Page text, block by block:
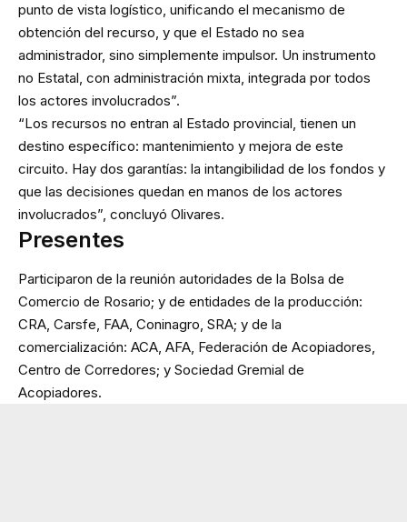
punto de vista logístico, unificando el mecanismo de
obtención del recurso, y que el Estado no sea
administrador, sino simplemente impulsor. Un instrumento
no Estatal, con administración mixta, integrada por todos
los actores involucrados”.
“Los recursos no entran al Estado provincial, tienen un
destino específico: mantenimiento y mejora de este
circuito. Hay dos garantías: la intangibilidad de los fondos y
que las decisiones quedan en manos de los actores
involucrados”, concluyó Olivares.
Presentes
Participaron de la reunión autoridades de la Bolsa de
Comercio de Rosario; y de entidades de la producción:
CRA, Carsfe, FAA, Coninagro, SRA; y de la
comercialización: ACA, AFA, Federación de Acopiadores,
Centro de Corredores; y Sociedad Gremial de
Acopiadores.